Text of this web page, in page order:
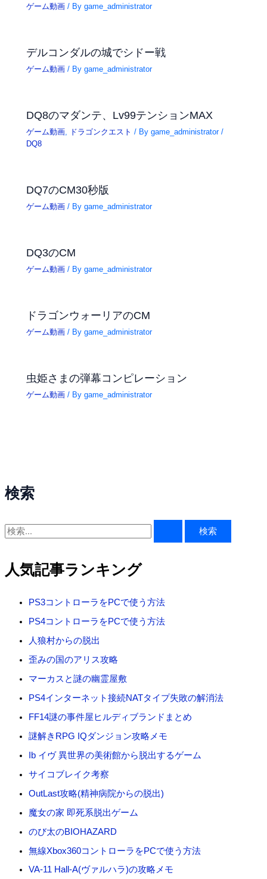
検索
検
対
象
人気記事ランキング
PS3コントローラをPCで使う方法
PS4コントローラをPCで使う方法
人狼村からの脱出
歪みの国のアリス攻略
マーカスと謎の幽霊屋敷
PS4インターネット接続NATタイプ失敗の解消法
FF14謎の事件屋ヒルディブランドまとめ
謎解きRPG IQダンジョン攻略メモ
Ib イヴ 異世界の美術館から脱出するゲーム
サイコブレイク考察
OutLast攻略(精神病院からの脱出)
魔女の家 即死系脱出ゲーム
のび太のBIOHAZARD
無線Xbox360コントローラをPCで使う方法
VA-11 Hall-A(ヴァルハラ)の攻略メモ
ゲーム動画 / Bygame_administrator
デルコンダルの城でシドー戦
ゲーム動画 / Bygame_administrator
DQ8のマダンテ、Lv99テンションMAX
ゲーム動画 ドラゴンクエスト / Bygame_administrator/
DQ8
DQ7のCM30秒版
ゲーム動画 / Bygame_administrator
DQ3のCM
ゲーム動画 / Bygame_administrator
ドラゴンウォーリアのCM
ゲーム動画 / Bygame_administrator
虫姫さまの弾幕コンピレーション
ゲーム動画 / Bygame_administrator